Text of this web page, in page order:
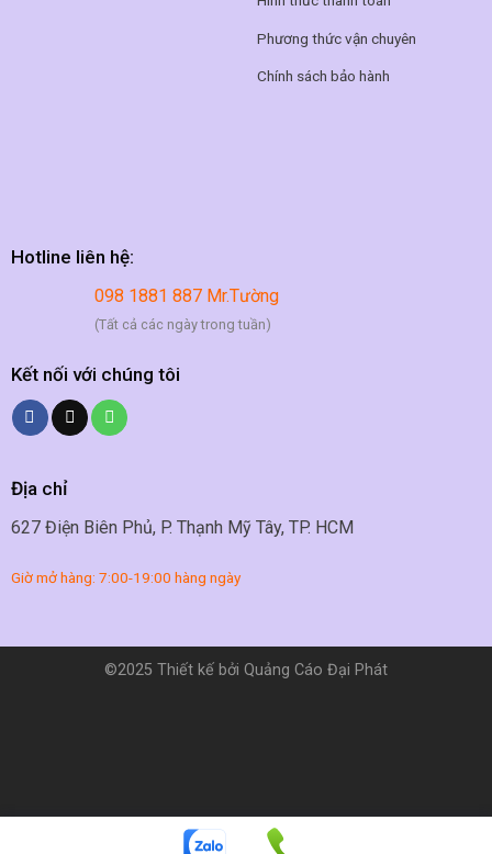
Phương thức vận chuyên
Chính sách bảo hành
Hotline liên hệ:
098 1881 887 Mr.Tường
(Tất cả các ngày trong tuần)
Kết nối với chúng tôi
Địa chỉ
627 Điện Biên Phủ, P. Thạnh Mỹ Tây, TP. HCM
Giờ mở hàng: 7:00-19:00 hàng ngày
©2025 Thiết kế bởi Quảng Cáo Đại Phát